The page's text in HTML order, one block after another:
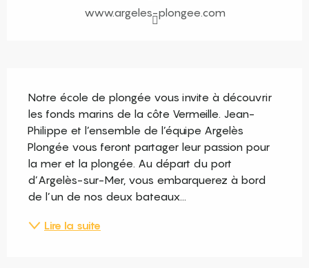
www.argeles-plongee.com
Notre école de plongée vous invite à découvrir
les fonds marins de la côte Vermeille. Jean-
Philippe et l’ensemble de l’équipe Argelès
Plongée vous feront partager leur passion pour
la mer et la plongée. Au départ du port
d’Argelès-sur-Mer, vous embarquerez à bord
de l’un de nos deux bateaux...
Lire la suite